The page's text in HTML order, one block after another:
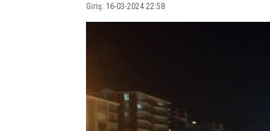
Giriş: 16-03-2024 22:58